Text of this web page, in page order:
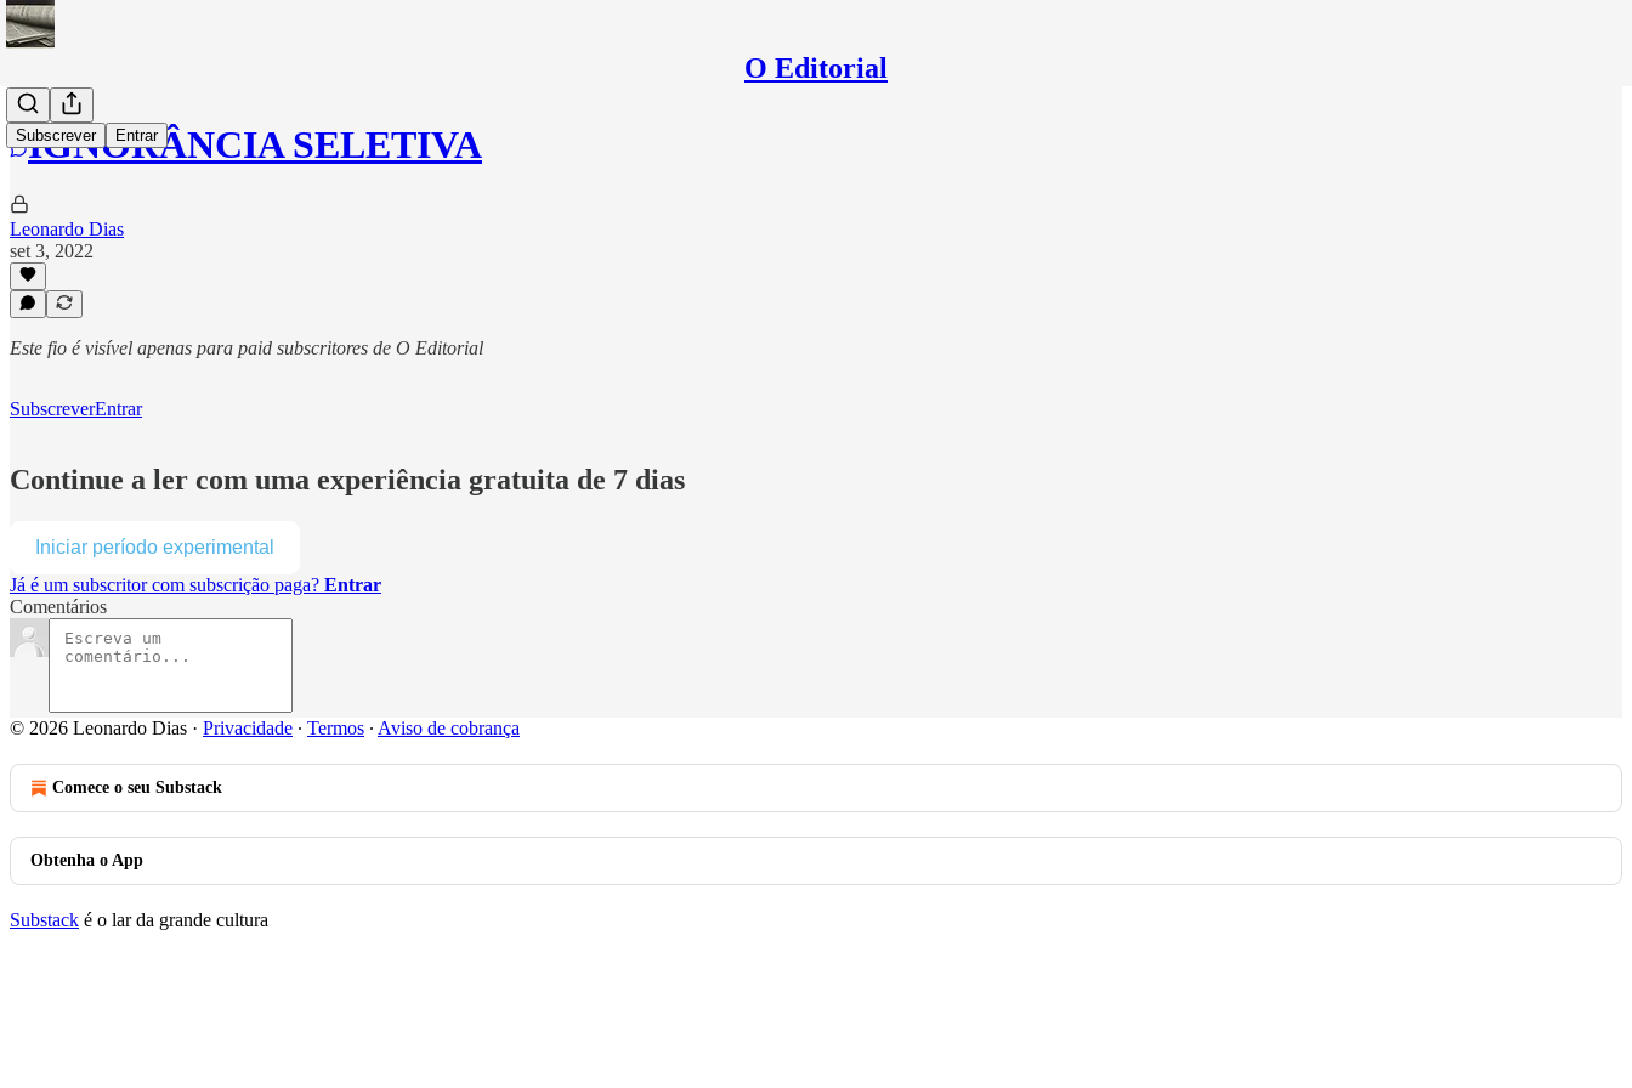
O Editorial
Subscrever Entrar
IGNORÂNCIA SELETIVA
Leonardo Dias
set 3, 2022
Este fio é visível apenas para paid subscritores de O Editorial
SubscreverEntrar
Continue a ler com uma experiência gratuita de 7 dias
Iniciar período experimental
Já é um subscritor com subscrição paga? Entrar
Comentários
© 2026 Leonardo Dias · Privacidade ∙ Termos ∙ Aviso de cobrança
Comece o seu Substack
Obtenha o App
Substack é o lar da grande cultura